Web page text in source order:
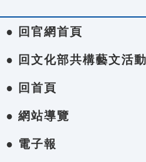
● 回官網首頁
● 回文化部共構藝文活
● 回首頁
● 網站導覽
● 電子報